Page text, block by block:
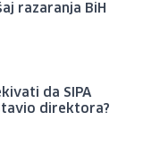
razaranja BiH
da SIPA
direktora?